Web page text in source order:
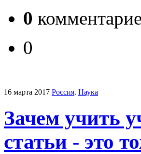
0
0
16 марта 2017 Россия. Наука
Зачем учить
статьи - это